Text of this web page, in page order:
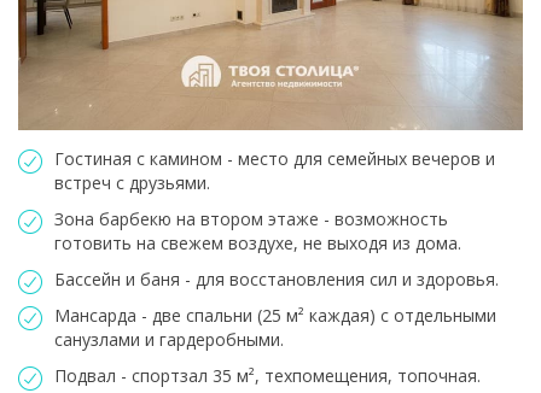
Гостиная с камином - место для семейных вечеров и
встреч с друзьями.
Зона барбекю на втором этаже - возможность
готовить на свежем воздухе, не выходя из дома.
Бассейн и баня - для восстановления сил и здоровья.
Мансарда - две спальни (25 м² каждая) с отдельными
санузлами и гардеробными.
Подвал - спортзал 35 м², техпомещения, топочная.